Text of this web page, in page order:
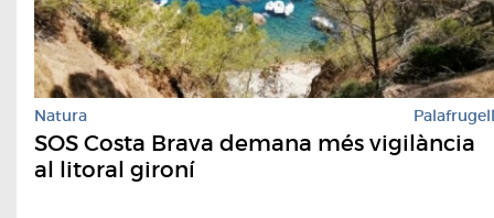
Natura Palafrugell
SOS Costa Brava demana més vigilància
al litoral gironí